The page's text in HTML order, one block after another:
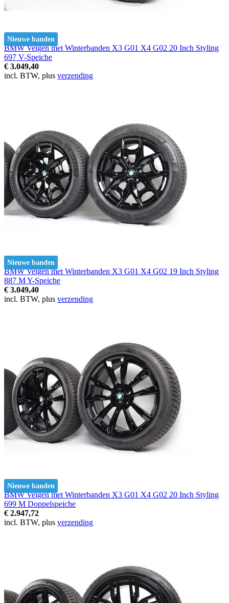
Nieuwe banden
BMW Velgen met Winterbanden X3 G01 X4 G02 20 Inch Styling
697 V-Speiche
€ 3.049,40
incl. BTW, plus verzending
Nieuwe banden
BMW Velgen met Winterbanden X3 G01 X4 G02 19 Inch Styling
887 M Y-Speiche
€ 3.049,40
incl. BTW, plus verzending
Nieuwe banden
BMW Velgen met Winterbanden X3 G01 X4 G02 20 Inch Styling
699 M Doppelspeiche
€ 2.947,72
incl. BTW, plus verzending